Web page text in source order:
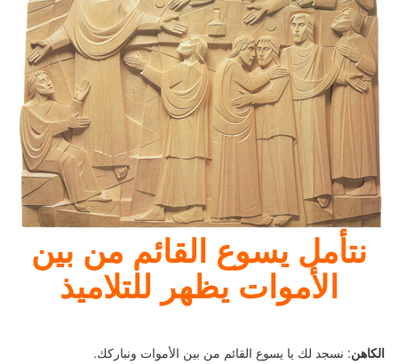
نتأمل يسوع القائم من بين
الأموات يظهر للتلاميذ
الكاهن: نسجد لك يا يسوع القائم من بين الأموات ونباركك.